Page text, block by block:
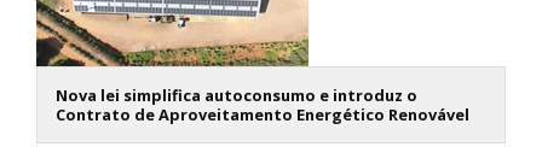
Nova lei simplifica autoconsumo e introduz o
Contrato de Aproveitamento Energético Renovável